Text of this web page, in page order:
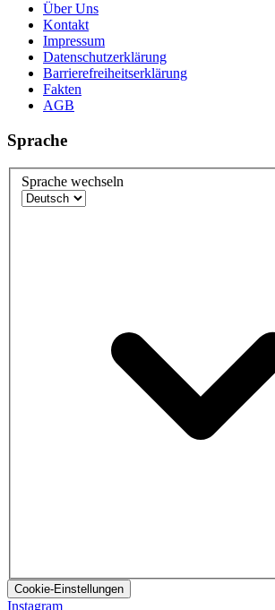
Über Uns
Kontakt
Impressum
Datenschutzerklärung
Barrierefreiheitserklärung
Fakten
AGB
Sprache
Sprache wechseln
Cookie-Einstellungen
Instagram